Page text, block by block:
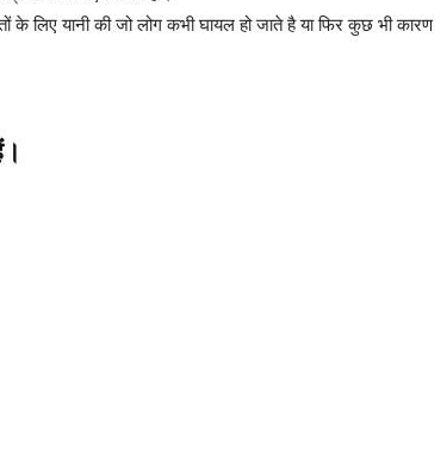
लिए यानी की जो लोग कभी घायल हो जाते है या फिर कुछ भी कारण